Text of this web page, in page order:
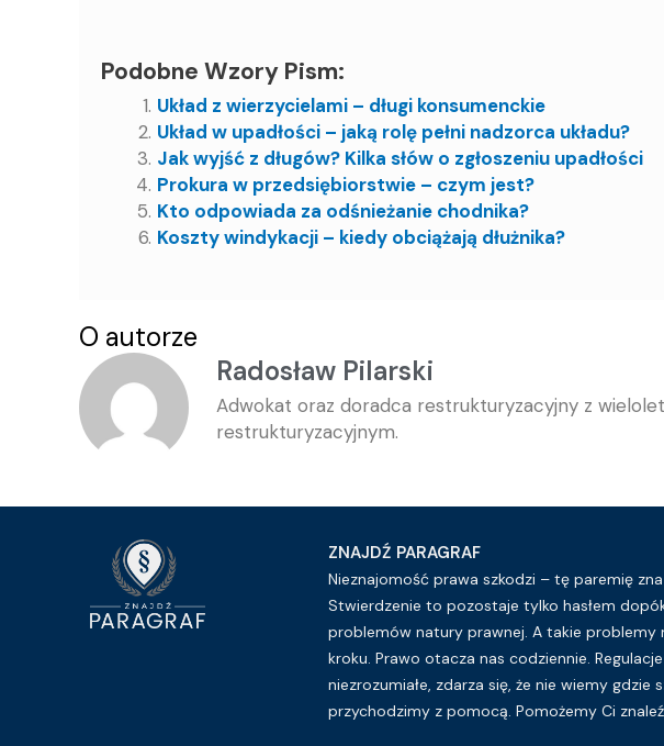
Podobne Wzory Pism:
Układ z wierzycielami – długi konsumenckie
Układ w upadłości – jaką rolę pełni nadzorca układu?
Jak wyjść z długów? Kilka słów o zgłoszeniu upadłości
Prokura w przedsiębiorstwie – czym jest?
Kto odpowiada za odśnieżanie chodnika?
Koszty windykacji – kiedy obciążają dłużnika?
O autorze
Radosław Pilarski
Adwokat oraz doradca restrukturyzacyjny z
restrukturyzacyjnym.
ZNAJDŹ PARAGRAF
Nieznajomość prawa szkodzi – tę paremię
Stwierdzenie to pozostaje tylko hasłem
problemów natury prawnej. A takie problemy
kroku. Prawo otacza nas codziennie.
niezrozumiałe, zdarza się, że nie wiemy gdzie
przychodzimy z pomocą. Pomożemy Ci